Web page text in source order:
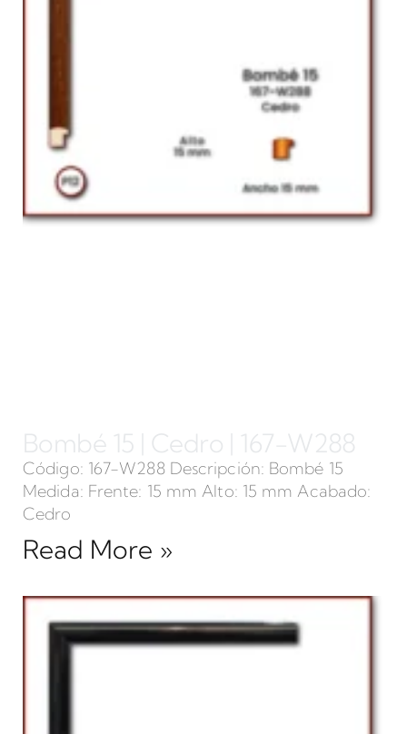
Bombé 15 | Cedro | 167-W288
Código: 167-W288 Descripción: Bombé 15
Medida: Frente: 15 mm Alto: 15 mm Acabado:
Cedro
Read More »